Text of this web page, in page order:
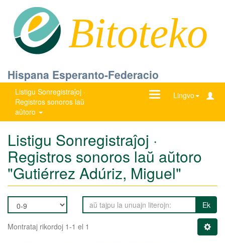
Bitoteko
Hispana Esperanto-Federacio
Listigu Sonregistraĵoj ·
Registros sonoros laŭ
aŭtoro
Lingvo
Ŝanĝu
Listigu Sonregistraĵoj ·
Registros sonoros laŭ aŭtoro
"Gutiérrez Adúriz, Miguel"
Ek
Montrataj rikordoj 1-1 el 1